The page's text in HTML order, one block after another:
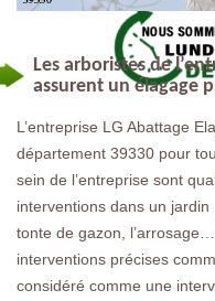
Les arboristes de
assurent un élagage
L’entreprise LG Abattage
département 39330 pour
sein de l’entreprise sont
interventions dans un
tonte de gazon,
interventions précises
considéré comme une